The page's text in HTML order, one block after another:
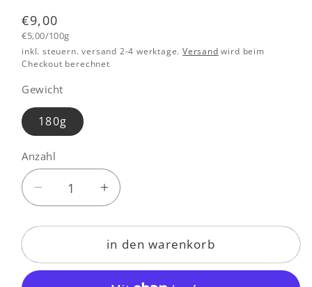
Normaler
Preis
€9,00
Grundpreis
€5,00/100g
inkl. steuern. versand 2-4 werktage.Versand wird beim
Checkout berechnet
Gewicht
180g
Anzahl
Anzahl
Verringere
die
Menge
kirsch
Erhöhe
die
Menge
für
kirsch
ketchup
in den warenkorb